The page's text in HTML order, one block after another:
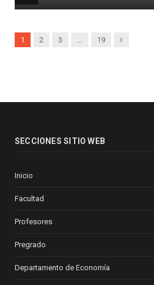
1 2 3 19 Next
SECCIONES SITIO WEB
Inicio
Facultad
Profesores
Pregrado
Departamento de Economía